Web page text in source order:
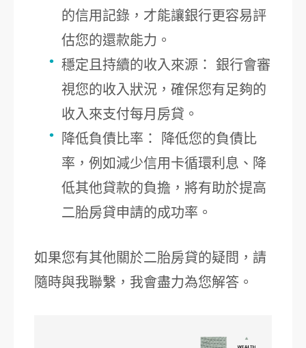
的信用記錄，才能讓銀行更容易評
估您的還款能力。
穩定且持續的收入來源： 銀行會審
視您的收入狀況，確保您有足夠的
收入來支付每月房貸。
降低負債比率： 降低您的負債比
率，例如減少信用卡循環利息、降
低其他貸款的負擔，將有助於提高
二胎房貸申請的成功率。
如果您有其他關於二胎房貸的疑問，請
隨時與我聯繫，我會盡力為您解答。